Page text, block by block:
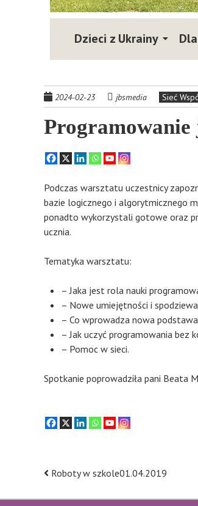
Dzieci z Ukrainy
2024-02-23 jbsmedia Sieć
Programowanie
Podczas warsztatu uczestnicy
bazie logicznego i algorytmicznego
ponadto wykorzystali gotowe oraz
ucznia.
​Tematyka warsztatu:
– Jaka jest rola nauki
– Nowe umiejętności i
– Co wprowadza nowa
– Jak uczyć programowania bez
– Pomoc w sieci.
Spotkanie poprowadziła pani Beata
Post
Roboty w szkole01.04.2019